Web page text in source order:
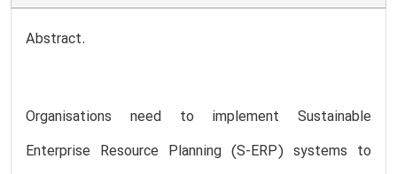
Abstract.
Organisations need to implement Sustainable
Enterprise Resource Planning (S-ERP) systems to